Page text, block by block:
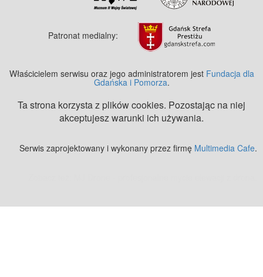
Patronat medialny:
Właścicielem serwisu oraz jego administratorem jest Fundacja dla
Gdańska i Pomorza.
Ta strona korzysta z plików cookies. Pozostając na niej
akceptujesz warunki ich używania.
Serwis zaprojektowany i wykonany przez firmę Multimedia Cafe.